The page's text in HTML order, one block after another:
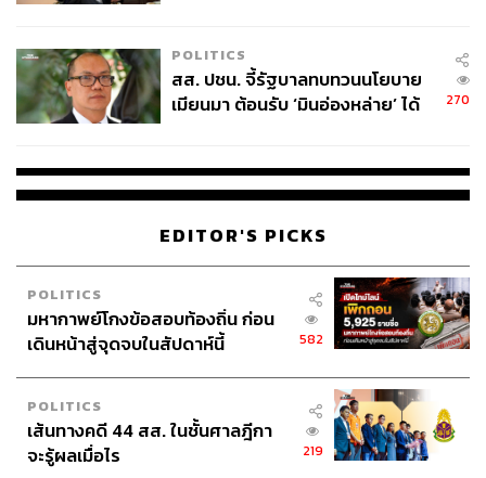
POLITICS
สส. ปชน. จี้รัฐบาลทบทวนนโยบาย
เมียนมา ต้อนรับ ‘มินอ่องหล่าย’ ได้
270
EDITOR'S PICKS
POLITICS
มหากาพย์โกงข้อสอบท้องถิ่น ก่อน
เดินหน้าสู่จุดจบในสัปดาห์นี้
582
POLITICS
เส้นทางคดี 44 สส. ในชั้นศาลฎีกา
จะรู้ผลเมื่อไร
219